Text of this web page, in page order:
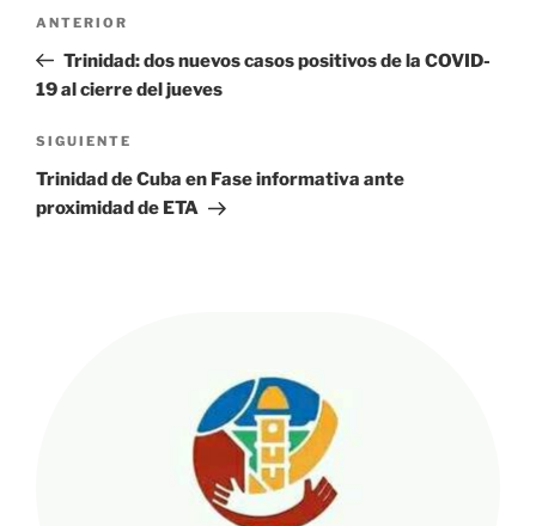
entradas
Entrada
anterior:
ANTERIOR
Trinidad: dos nuevos casos positivos de la COVID-
19 al cierre del jueves
Siguiente
entrada
SIGUIENTE
Trinidad de Cuba en Fase informativa ante
proximidad de ETA